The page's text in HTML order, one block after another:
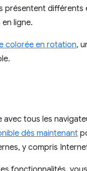
présentent
ligne.
colorée en rotation,
tous les
dès maintenant
y compris